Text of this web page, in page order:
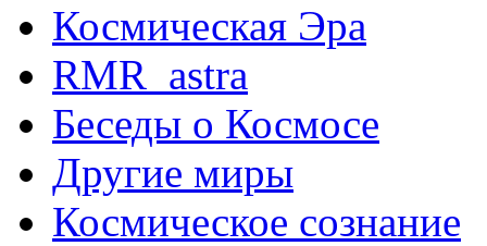
Космическая Эра
RMR_astra
Беседы о Космосе
Другие миры
Космическое сознание